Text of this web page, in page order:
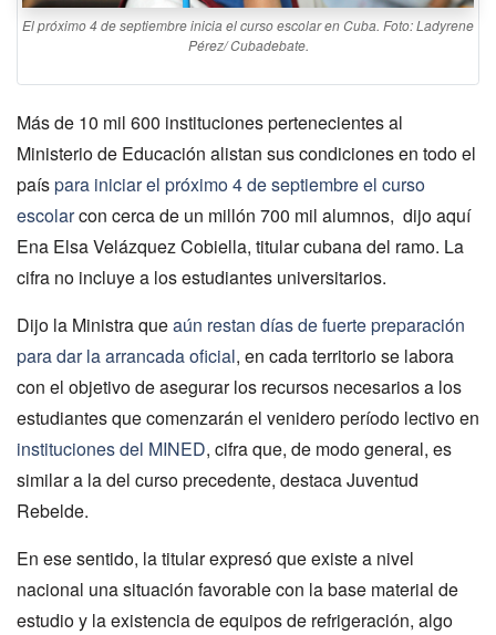
El próximo 4 de septiembre inicia el curso escolar en Cuba. Foto: Ladyrene
Pérez/ Cubadebate.
Más de 10 mil 600 instituciones pertenecientes al
Ministerio de Educación alistan sus condiciones en todo el
paíspara iniciar el próximo 4 de septiembre el curso
escolarcon cerca de un millón 700 mil alumnos, dijo aquí
Ena Elsa Velázquez Cobiella, titular cubana del ramo. La
cifra no incluye a los estudiantes universitarios.
Dijo la Ministra queaún restan días de fuerte preparación
para dar la arrancada oficial, en cada territorio se labora
con el objetivo de asegurar los recursos necesarios a los
estudiantes que comenzarán el venidero período lectivo en
instituciones del MINED, cifra que, de modo general, es
similar a la del curso precedente, destaca Juventud
Rebelde.
En ese sentido, la titular expresó que existe a nivel
nacional una situación favorable con la base material de
estudio y la existencia de equipos de refrigeración, algo